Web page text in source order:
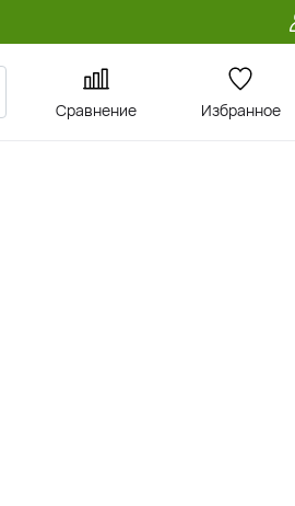
Сравнение Избранное